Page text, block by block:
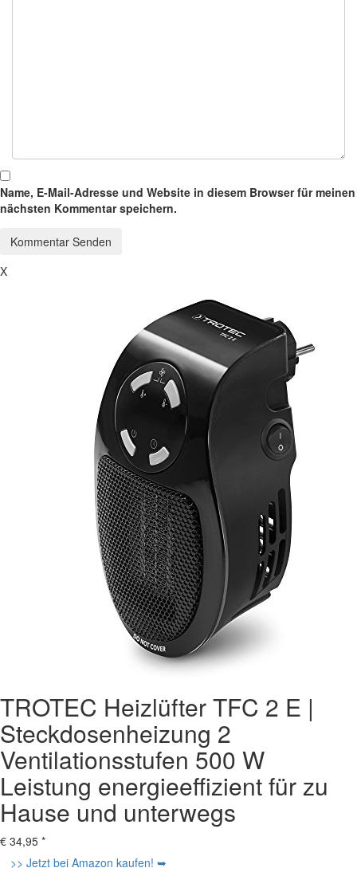
Name, E-Mail-Adresse und Website in diesem Browser für meinen
nächsten Kommentar speichern.
X
TROTEC Heizlüfter TFC 2 E |
Steckdosenheizung 2
Ventilationsstufen 500 W
Leistung energieeffizient für zu
Hause und unterwegs
€ 34,95 *
>> Jetzt bei Amazon kaufen! ➥